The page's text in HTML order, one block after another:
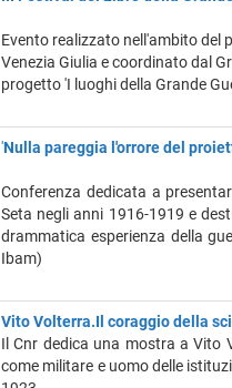
Evento realizzato nell'ambito del
Venezia Giulia e coordinato dal
progetto 'I luoghi della Grande
'Nulla pareggia l'orrore del
Conferenza dedicata a
Seta negli anni 1916-1919 e
drammatica esperienza della
Ibam)
Vito Volterra.Il coraggio della
Il Cnr dedica una mostra a Vito
come militare e uomo delle